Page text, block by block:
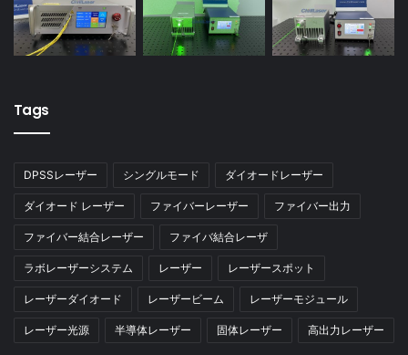
Tags
DPSSレーザー シングルモード ダイオードレーザー
ダイオード レーザー ファイバーレーザー ファイバー出力
ファイバー結合レーザー ファイバ結合レーザ
ラボレーザーシステム レーザー レーザースポット
レーザーダイオード レーザービーム レーザーモジュール
レーザー光源 半導体レーザー 固体レーザー 高出力レーザー